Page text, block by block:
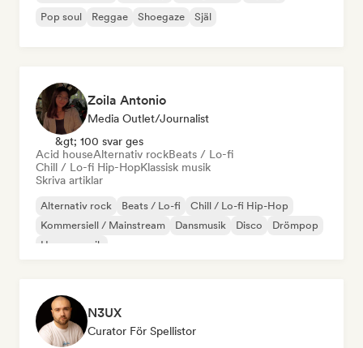
Pop soul
Reggae Shoegaze Själ
Zoila Antonio
Media Outlet/Journalist
&gt; 100 svar ges
Acid houseAlternativ rockBeats / Lo-fi
Chill / Lo-fi Hip-HopKlassisk musik
Skriva artiklar
Alternativ rock Beats / Lo-fi
Chill / Lo-fi Hip-Hop
Kommersiell / Mainstream
Dansmusik Disco
Drömpop
House-musik
N3UX
Curator För Spellistor